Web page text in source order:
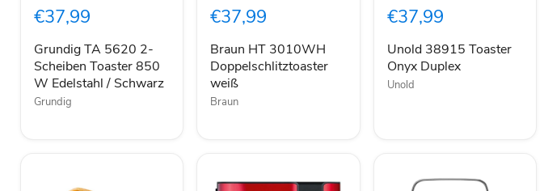
Scheiben
850
W
Edelstahl
/
Schwarz
€37,99
Grundig TA 5620 2-
Scheiben Toaster 850
W Edelstahl / Schwarz
Grundig
weiß
€37,99
Braun HT 3010WH
Doppelschlitztoaster
weiß
Braun
Duplex
€37,99
Unold 38915 Toaster
Onyx Duplex
Unold